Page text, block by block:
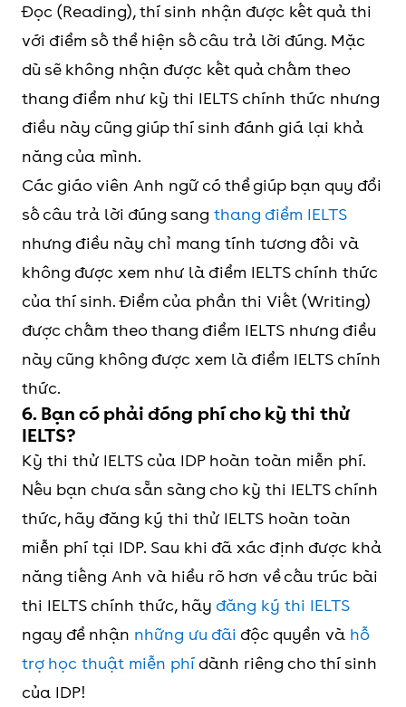
Đọc (Reading), thí sinh nhận được kết quả thi
với điểm số thể hiện số câu trả lời đúng. Mặc
dù sẽ không nhận được kết quả chấm theo
thang điểm như kỳ thi IELTS chính thức nhưng
điều này cũng giúp thí sinh đánh giá lại khả
năng của mình.
Các giáo viên Anh ngữ có thể giúp bạn quy đổi
số câu trả lời đúng sang thang điểm IELTS
nhưng điều này chỉ mang tính tương đối và
không được xem như là điểm IELTS chính thức
của thí sinh. Điểm của phần thi Viết (Writing)
được chấm theo thang điểm IELTS nhưng điều
này cũng không được xem là điểm IELTS chính
thức.
6. Bạn có phải đóng phí cho kỳ thi thử
IELTS?
Kỳ thi thử IELTS của IDP hoàn toàn miễn phí.
Nếu bạn chưa sẵn sàng cho kỳ thi IELTS chính
thức, hãy đăng ký thi thử IELTS hoàn toàn
miễn phí tại IDP. Sau khi đã xác định được khả
năng tiếng Anh và hiểu rõ hơn về cấu trúc bài
thi IELTS chính thức, hãy đăng ký thi IELTS
ngay để nhận những ưu đãi độc quyền và hỗ
trợ học thuật miễn phí dành riêng cho thí sinh
của IDP!